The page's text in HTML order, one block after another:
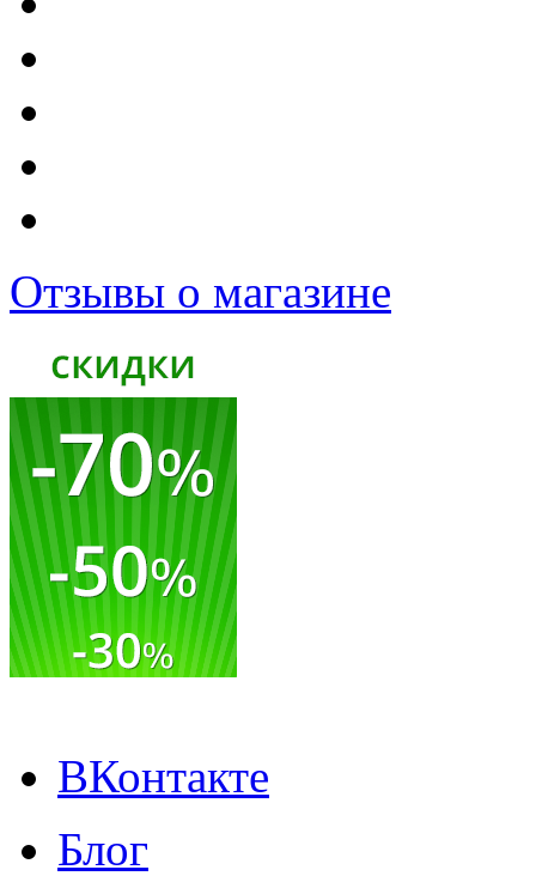
Отзывы о магазине
ВКонтакте
Блог